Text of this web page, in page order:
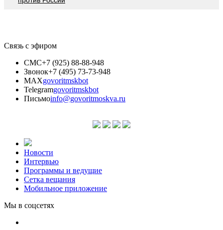
Связь с эфиром
СМС+7 (925) 88-88-948
Звонок+7 (495) 73-73-948
MAXgovoritmskbot
Telegramgovoritmskbot
Письмоinfo@govoritmoskva.ru
Новости
Интервью
Программы и ведущие
Сетка вещания
Мобильное приложение
Мы в соцсетях